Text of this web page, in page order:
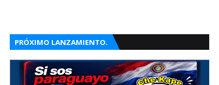
PRÓXIMO LANZAMIENTO.